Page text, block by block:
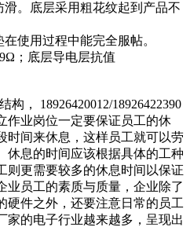
。底层采用粗花纹起到产品不
使用过程中能完全服帖。
；底层导电层抗值
， 18926420012/18926422390
作业岗位一定要保证员工的休
时间来休息，这样员工就可以劳
休息的时间应该根据具体的工种
则更需要较多的休息时间以保证
业员工的素质与质量，企业除了
硬件之外，还要注意日常的员工
家的电子行业越来越多，呈现出